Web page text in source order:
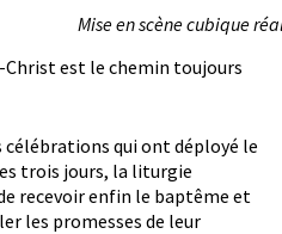
Mise en scène cubique
Christ est le chemin toujours
célébrations qui ont déployé le
trois jours, la liturgie
recevoir enfin le baptême et
les promesses de leur